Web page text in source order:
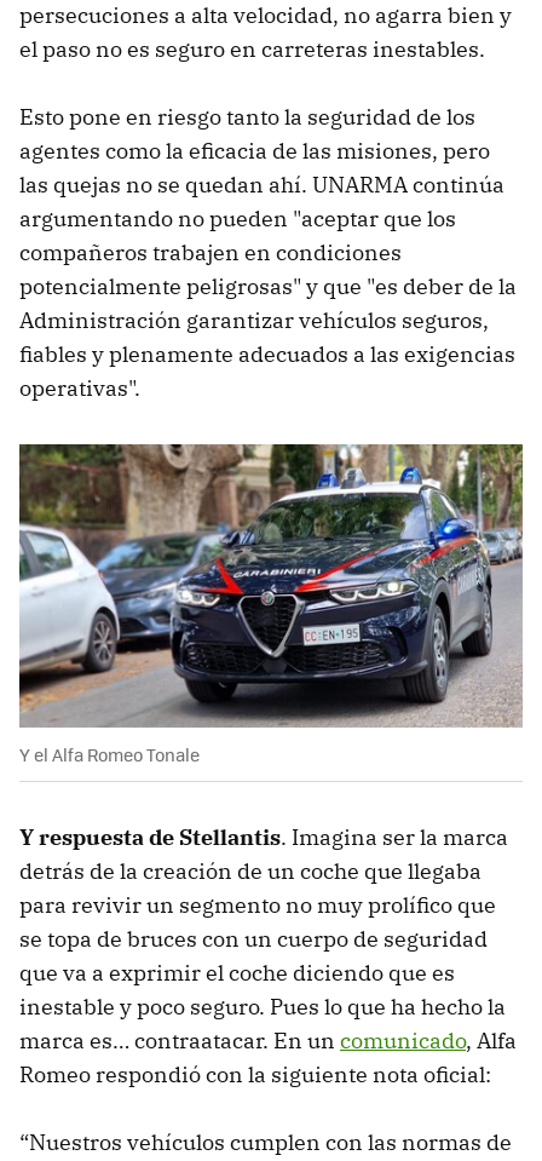
persecuciones a alta velocidad, no agarra bien y
el paso no es seguro en carreteras inestables.
Esto pone en riesgo tanto la seguridad de los
agentes como la eficacia de las misiones, pero
las quejas no se quedan ahí. UNARMA continúa
argumentando no pueden "aceptar que los
compañeros trabajen en condiciones
potencialmente peligrosas" y que "es deber de la
Administración garantizar vehículos seguros,
fiables y plenamente adecuados a las exigencias
operativas".
Y el Alfa Romeo Tonale
Y respuesta de Stellantis. Imagina ser la marca
detrás de la creación de un coche que llegaba
para revivir un segmento no muy prolífico que
se topa de bruces con un cuerpo de seguridad
que va a exprimir el coche diciendo que es
inestable y poco seguro. Pues lo que ha hecho la
marca es… contraatacar. En un comunicado, Alfa
Romeo respondió con la siguiente nota oficial:
“Nuestros vehículos cumplen con las normas de